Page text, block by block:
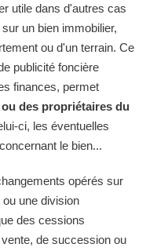
utile dans d'autres cas
un bien immobilier,
ou d'un terrain. Ce
publicité foncière
finances, permet
des propriétaires du
ci, les éventuelles
le bien...
opérés sur
une division
des cessions
de succession ou